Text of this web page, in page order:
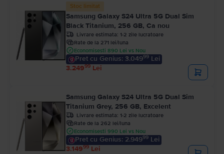
Stoc limitat
Samsung Galaxy S24 Ultra 5G Dual Sim
Black Titanium, 256 GB, Ca nou
Livrare estimata: 1-2 zile lucratoare
Rate de la 271 lei/luna
Economisesti 890 Lei vs Nou
Pret cu Genius: 3.04999 Lei
3.24999 Lei
Samsung Galaxy S24 Ultra 5G Dual Sim
Titanium Grey, 256 GB, Excelent
Livrare estimata: 1-2 zile lucratoare
Rate de la 262 lei/luna
Economisesti 990 Lei vs Nou
Pret cu Genius: 2.94999 Lei
3.14999 Lei